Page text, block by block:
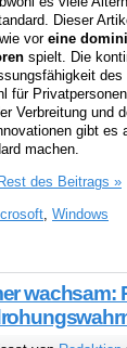
Dieser
voreine
spielt. Die
für
Verbreitung und
gibt es
machen.
des Beitrags »
, Windows
wachsam: